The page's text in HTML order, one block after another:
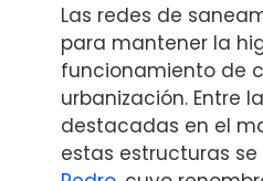
Las redes de
para mantener la
funcionamiento de
urbanización. Entre
destacadas en el
estas estructuras se